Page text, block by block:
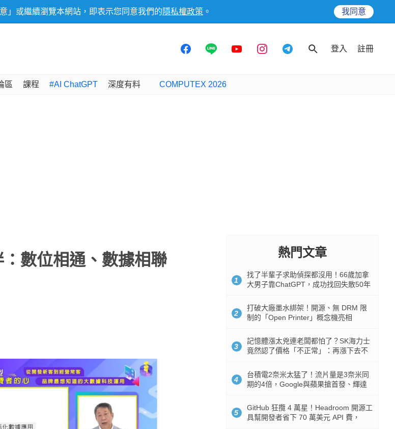
」或繼續瀏覽本網站，即表示您同意我們的 隱私權政策 。 我同意
登入 註冊
區 課程 #AI ChatGPT 深度有料 COMPUTEX 2026
數位相通、數據相聯 熱門文章
1
找了半輩子求助偵探都沒用！66歲加拿
大男子靠ChatGPT，成功找回失散50年
2
打破大廠墨水綁架！開源、無 DRM 限
制的「Open Printer」概念機亮相
3
記憶體漲太兇連老闆都怕了？SK海力士
竟然認了價格「不正常」：再漲下去不
4
台積電2奈米太猛了！流片量是3奈米同
期的4倍，Google與蘋果搶首發、輝達
5
GitHub 狂攬 4 萬星！Headroom 開源工
具幫開發者省下 70 萬美元 API 費，